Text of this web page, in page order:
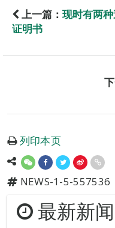
上一篇： 现时有两
证明书
列印本页
NEWS-1-5-557536
最新新闻